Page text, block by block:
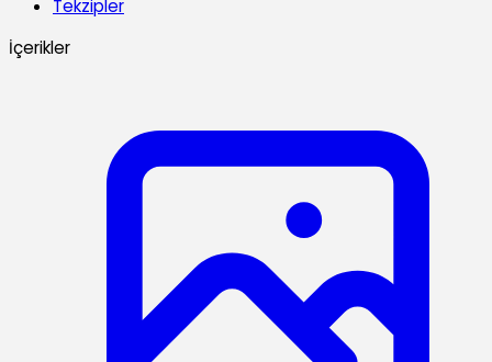
Tekzipler
İçerikler